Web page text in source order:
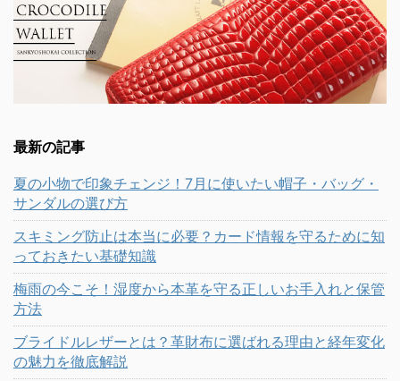
最新の記事
夏の小物で印象チェンジ！7月に使いたい帽子・バッグ・
サンダルの選び方
スキミング防止は本当に必要？カード情報を守るために知
っておきたい基礎知識
梅雨の今こそ！湿度から本革を守る正しいお手入れと保管
方法
ブライドルレザーとは？革財布に選ばれる理由と経年変化
の魅力を徹底解説